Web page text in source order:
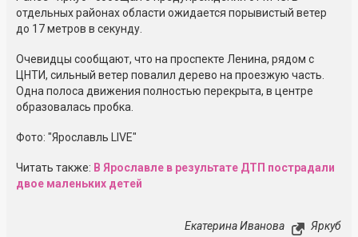
отдельных районах области ожидается порывистый ветер
до 17 метров в секунду.
Очевидцы сообщают, что на проспекте Ленина, рядом с
ЦНТИ, сильный ветер повалил дерево на проезжую часть.
Одна полоса движения полностью перекрыта, в центре
образовалась пробка.
Фото: "Ярославль LIVE"
Читать также: В Ярославле в результате ДТП пострадали
двое маленьких детей
Екатерина Иванова Яркуб